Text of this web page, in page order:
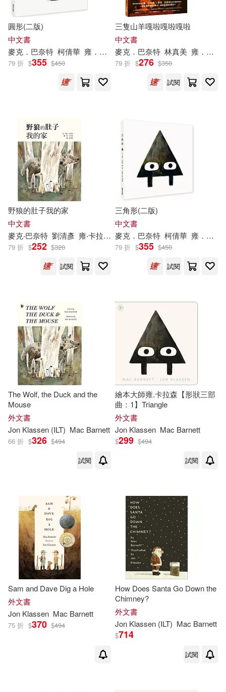
圓形(二版)
中文書
麥克．巴奈特 柯倩華 雍．卡拉森（ JonKlassen）
79 折 $355 $450
三隻山羊嘎啦嘎啦嘎啦
中文書
麥克．巴奈特 林真美 雍．卡拉森（
79 折 $276 $350
試閱
野狼的肚子我的家
中文書
麥克‧巴奈特 劉清彥 雍‧卡拉森（ Jon Klassen）
79 折 $252 $320
試閱
三角形(二版)
中文書
麥克．巴奈特 柯倩華 雍．卡拉森（
79 折 $355 $450
試閱
The Wolf, the Duck and the
Mouse
外文書
Jon Klassen (ILT) Mac Barnett
66 折 $326 $494
試閱
繪本大師雍.卡拉森【形狀三部
曲：1】Triangle
外文書
Jon Klassen Mac Barnett
$299 $494
試閱
Sam and Dave Dig a Hole
外文書
Jon Klassen Mac Barnett
75 折 $370 $494
How Does Santa Go Down the
Chimney?
外文書
Jon Klassen (ILT) Mac Barnett
$714
試閱